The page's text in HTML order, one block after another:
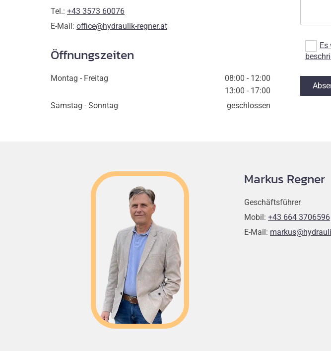
Tel.: +43 3573 60076
E-Mail: office@hydraulik-regner.at
Öffnungszeiten
Montag - Freitag
08:00 - 12:00
13:00 - 17:00
Samstag - Sonntag
geschlossen
Es
Markus Regner
Geschäftsführer
Mobil: +43 664 3706596
E-Mail: